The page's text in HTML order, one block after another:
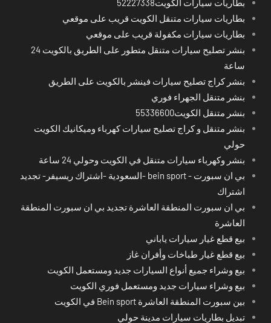
بطاريات سيارات الكويت52227338
بطاريات سيارات متنقل الكويت قريب على موقعي
بطاريات سيارات مكفولة قريب على موقعي
بنشر تصليح سيارات متنقل متطور على الطريق بالكويت 24
ساعة
بنشر كراج تصليح سيارات فينشر بالكويت على الطريق
بنشر متنقل الجهراء فوري
بنشر متنقل الكويت55336600
بنشر متنقل و كراج تصليح سيارات كهرباء وميكانيك الكويت
حولي
بنشر وكهرباء سيارات متنقل في الكويت وحولي 24 ساعة
بي ان سبورت - bein sport -السعودية -اشتراك ريسيفر- تجديد
اشتراك
بي ان سبورت المنطقة العاشرة تجديد بي ان سبورت المنطقة
العاشرة
بيع قطع غيار سيارات ياباني
بيع قطع غيار طباخات وأفران غاز
بيع وشراء جميع أنواع السيارات جديد ومستعمل الكويت
بيع وشراء سيارات جديد ومستعمل فوري الكويت
بين سبورت المنطقة العاشرة Bein sport في الكويت
تبديل بطاريات سيارات مدينة حولي